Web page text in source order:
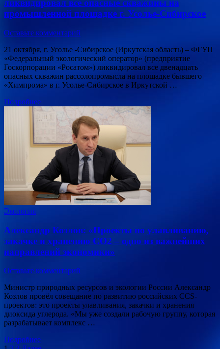
ликвидировал все опасные скважины на
промышленной площадке г. Усолье-Сибирское
Оставьте комментарий
21 октября, г. Усолье -Сибирское (Иркутская область) – ФГУП
«Федеральный экологический оператор» (предприятие
Госкорпорации «Росатом») ликвидировал все двенадцать
опасных скважин рассолопромысла на площадке бывшего
«Химпрома» в г. Усолье-Сибирское в Иркутской …
Подробнее
Экология
Александр Козлов: «Проекты по улавливанию,
закачке и хранению СО2 – одно из важнейших
направлений экономики»
Оставьте комментарий
Министр природных ресурсов и экологии России Александр
Козлов провёл совещание по развитию российских CCS-
проектов: это проекты улавливания, закачки и хранения
диоксида углерода. «Мы уже создали рабочую группу, которая
разрабатывает комплекс …
Подробнее